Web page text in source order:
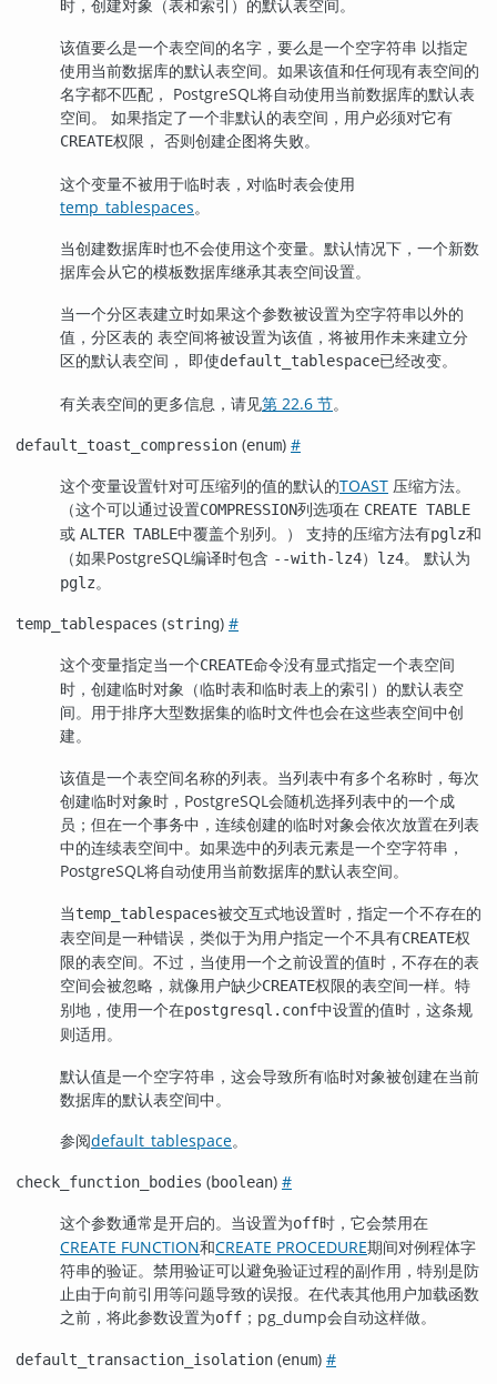
时，创建对象（表和索引）的默认表空间。
该值要么是一个表空间的名字，要么是一个空字符串 以指定
使用当前数据库的默认表空间。如果该值和任何现有表空间的
名字都不匹配， PostgreSQL将自动使用当前数据库的默认表
空间。 如果指定了一个非默认的表空间，用户必须对它有
CREATE权限， 否则创建企图将失败。
这个变量不被用于临时表，对临时表会使用
temp_tablespaces。
当创建数据库时也不会使用这个变量。默认情况下，一个新数
据库会从它的模板数据库继承其表空间设置。
当一个分区表建立时如果这个参数被设置为空字符串以外的
值，分区表的 表空间将被设置为该值，将被用作未来建立分
区的默认表空间， 即使default_tablespace已经改变。
有关表空间的更多信息，请见第 22.6 节。
default_toast_compression (enum) #
这个变量设置针对可压缩列的值的默认的TOAST 压缩方法。
（这个可以通过设置COMPRESSION列选项在 CREATE TABLE
或 ALTER TABLE中覆盖个别列。） 支持的压缩方法有pglz和
（如果PostgreSQL 编译时包含 --with-lz4） lz4。 默认为
pglz。
temp_tablespaces (string) #
这个变量指定当一个CREATE命令没有显式指定一个表空间
时，创建临时对象（临时表和临时表上的索引）的默认表空
间。用于排序大型数据集的临时文件也会在这些表空间中创
建。
该值是一个表空间名称的列表。当列表中有多个名称时，每次
创建临时对象时， PostgreSQL会随机选择列表中的一个成
员；但在一个事务中，连续创建的临时对象会依次放置在列表
中的连续表空间中。如果选中的列表元素是一个空字符串，
PostgreSQL将自动使用当前数据库的默认表空间。
当temp_tablespaces被交互式地设置时，指定一个不存在的
表空间是一种错误，类似于为用户指定一个不具有CREATE权
限的表空间。不过，当使用一个之前设置的值时，不存在的表
空间会被忽略，就像用户缺少CREATE权限的表空间一样。特
别地，使用一个在postgresql.conf中设置的值时，这条规
则适用。
默认值是一个空字符串，这会导致所有临时对象被创建在当前
数据库的默认表空间中。
参阅default_tablespace。
check_function_bodies (boolean) #
这个参数通常是开启的。当设置为off时，它会禁用在
CREATE FUNCTION和CREATE PROCEDURE期间对例程体字
符串的验证。禁用验证可以避免验证过程的副作用，特别是防
止由于向前引用等问题导致的误报。在代表其他用户加载函数
之前，将此参数设置为off ； pg_dump会自动这样做。
default_transaction_isolation (enum) #